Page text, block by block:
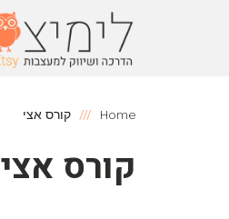
Home קורס אצי
קורס אצי